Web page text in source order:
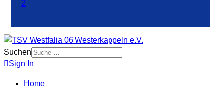
Suchen
Sign In
Home